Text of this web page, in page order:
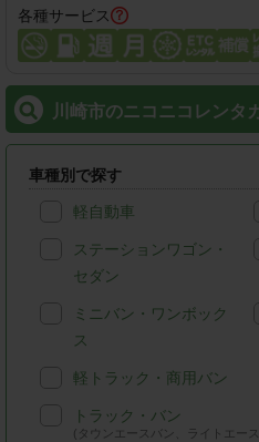
各種サービス
川崎市のニコニコレンタ
車種別で探す
軽自動車
ステーションワゴン・
セダン
ミニバン・ワンボック
ス
軽トラック・商用バン
トラック・バン
(タウンエースバン、ライトエー